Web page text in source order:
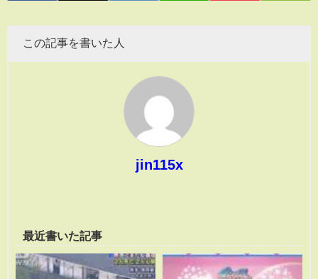
この記事を書いた人
jin115x
最近書いた記事